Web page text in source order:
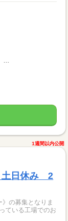
1週間以内公開
土日休み 2
の募集となりま